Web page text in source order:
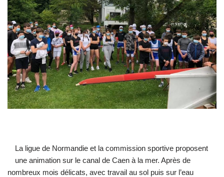
La ligue de Normandie et la commission sportive proposent
une animation sur le canal de Caen à la mer. Après de
nombreux mois délicats, avec travail au sol puis sur l’eau